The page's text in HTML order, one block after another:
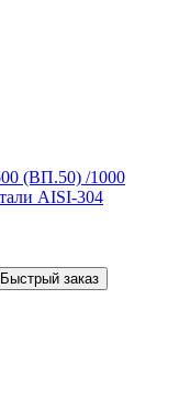
(ВП.50) /1000
AISI-304
Быстрый заказ